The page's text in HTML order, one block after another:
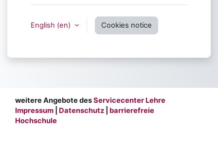
English ‎(en)‎ Cookies notice
weitere Angebote desServicecenter Lehre
Impressum
Datenschutz
barrierefreie
Hochschule